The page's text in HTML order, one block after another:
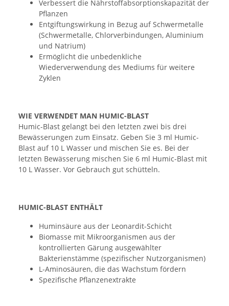
Verbessert die Nährstoffabsorptionskapazität der
Pflanzen
Entgiftungswirkung in Bezug auf Schwermetalle
(Schwermetalle, Chlorverbindungen, Aluminium
und Natrium)
Ermöglicht die unbedenkliche
Wiederverwendung des Mediums für weitere
Zyklen
WIE VERWENDET MAN HUMIC-BLAST
Humic-Blast gelangt bei den letzten zwei bis drei
Bewässerungen zum Einsatz. Geben Sie 3 ml Humic-
Blast auf 10 L Wasser und mischen Sie es. Bei der
letzten Bewässerung mischen Sie 6 ml Humic-Blast mit
10 L Wasser. Vor Gebrauch gut schütteln.
HUMIC-BLAST ENTHÄLT
Huminsäure aus der Leonardit-Schicht
Biomasse mit Mikroorganismen aus der
kontrollierten Gärung ausgewählter
Bakterienstämme (spezifischer Nutzorganismen)
L-Aminosäuren, die das Wachstum fördern
Spezifische Pflanzenextrakte